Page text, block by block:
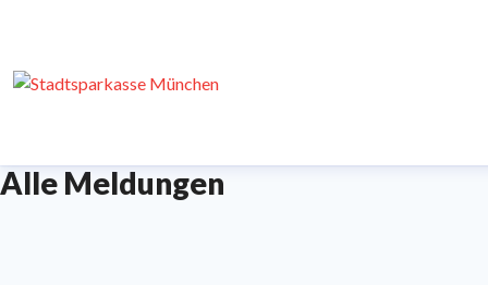
Alle Meldungen